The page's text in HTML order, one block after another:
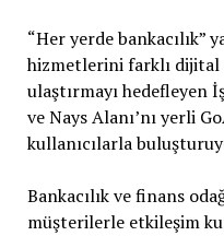
“Her yerde bankacılık”
hizmetlerini farklı
ulaştırmayı hedefleyen
ve Nays Alanı’nı yerli
kullanıcılarla
Bankacılık ve finans
müşterilerle etkileşim